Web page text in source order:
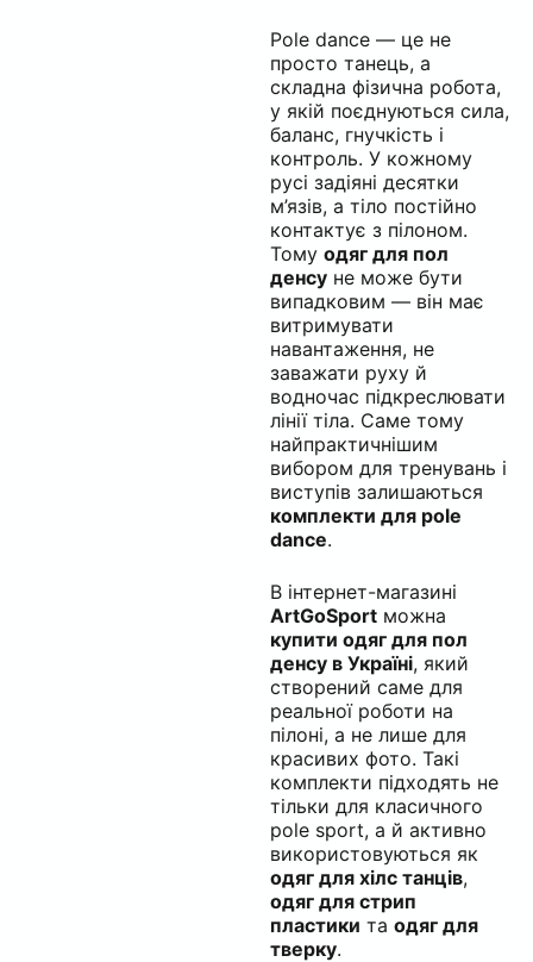
Pole dance — це не
просто танець, а
складна фізична робота,
у якій поєднуються сила,
баланс, гнучкість і
контроль. У кожному
русі задіяні десятки
м’язів, а тіло постійно
контактує з пілоном.
Тому одяг для пол
денсуне може бути
випадковим — він має
витримувати
навантаження, не
заважати руху й
водночас підкреслювати
лінії тіла. Саме тому
найпрактичнішим
вибором для тренувань і
виступів залишаються
комплекти для pole
dance.
В інтернет-магазині
ArtGoSportможна
купити одяг для пол
денсу в Україні, який
створений саме для
реальної роботи на
пілоні, а не лише для
красивих фото. Такі
комплекти підходять не
тільки для класичного
pole sport, а й активно
використовуються як
одяг для хілс танців,
одяг для стрип
пластики та одяг для
тверку.